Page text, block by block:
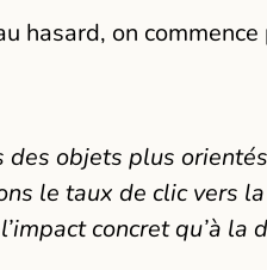
hasard, on
des objets plus
le taux de clic vers
concret qu’à la